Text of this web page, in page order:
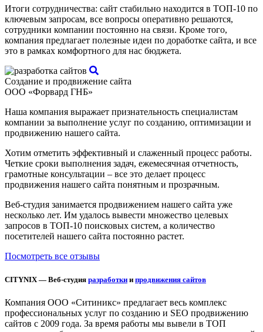
Итоги сотрудничества: сайт стабильно находится в ТОП-10 по
ключевым запросам, все вопросы оперативно решаются,
сотрудники компании постоянно на связи. Кроме того,
компания предлагает полезные идеи по доработке сайта, и все
это в рамках комфортного для нас бюджета.
Создание и продвижение сайта
ООО «Форвард ГНБ»
Наша компания выражает признательность специалистам
компании за выполнение услуг по созданию, оптимизации и
продвижению нашего сайта.
Хотим отметить эффективный и слаженный процесс работы.
Четкие сроки выполнения задач, ежемесячная отчетность,
грамотные консультации – все это делает процесс
продвижения нашего сайта понятным и прозрачным.
Веб-студия занимается продвижением нашего сайта уже
несколько лет. Им удалось вывести множество целевых
запросов в ТОП-10 поисковых систем, а количество
посетителей нашего сайта постоянно растет.
Посмотреть все отзывы
CITYNIX — Веб-студия разработки и продвижения сайтов
Компания ООО «Ситиникс» предлагает весь комплекс
профессиональных услуг по созданию и SEO продвижению
сайтов с 2009 года. За время работы мы вывели в ТОП